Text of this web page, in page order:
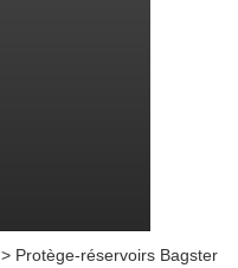
> Protège-réservoirs Bagster